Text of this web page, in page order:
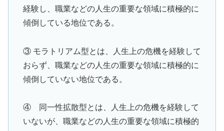
経験し、職業などの人生の重要な領域に積極的に
傾倒している地位である。
③ モラトリアム型とは、人生上の危機を経験して
おらず、職業などの人生の重要な領域に積極的に
傾倒していない地位である。
④ 同一性拡散型とは、人生上の危機を経験して
いないが、職業などの人生の重要な領域に積極的